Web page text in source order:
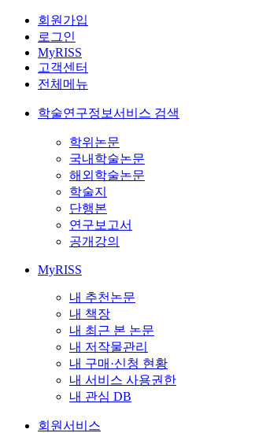
회원가입
로그인
MyRISS
고객센터
전체메뉴
학술연구정보서비스 검색
학위논문
국내학술논문
해외학술논문
학술지
단행본
연구보고서
공개강의
MyRISS
내 추천논문
내 책장
내 최근 본 논문
내 저작물관리
내 구매·신청 현황
내 서비스 사용권한
내 관심 DB
회원서비스